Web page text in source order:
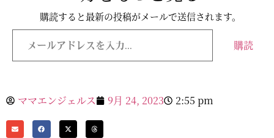
購読すると最新の投稿がメールで送信されます。
購読
ママエンジェルス 9月 24, 2023 2:55 pm